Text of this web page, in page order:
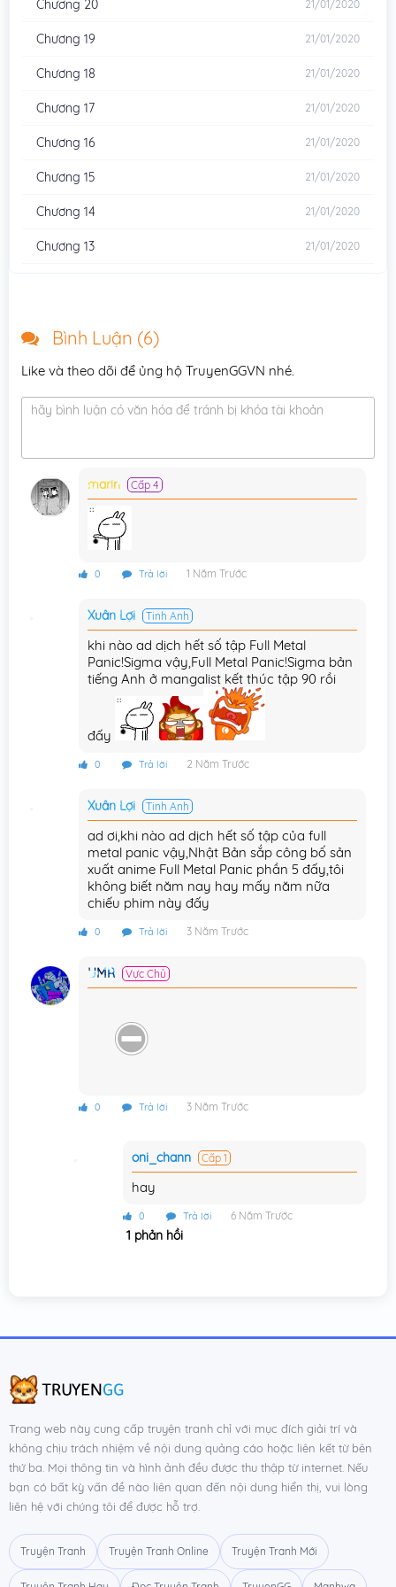
Chương 20 21/01/2020
Chương 19 21/01/2020
Chương 18 21/01/2020
Chương 17 21/01/2020
Chương 16 21/01/2020
Chương 15 21/01/2020
Chương 14 21/01/2020
Chương 13 21/01/2020
Chương 10
Chương 8 21/01/2020
Chương 6
Chương 2
21/01/2020
Bình Luận (6)
Like và theo dõi để ủng hộ TruyenGGVN nhé.
hãy bình luận có văn hóa để tránh bị khóa tài khoản
marin Cấp 4
0 Trả lời 1 Năm Trước
Xuân Lợi Tinh Anh
khi nào ad dịch hết số tập Full Metal
Panic!Sigma vậy,Full Metal Panic!Sigma bản
tiếng Anh ở mangalist kết thúc tập 90 rồi
đấy
0 Trả lời 2 Năm Trước
Xuân Lợi Tinh Anh
ad ơi,khi nào ad dịch hết số tập của full
metal panic vậy,Nhật Bản sắp công bố sản
xuất anime Full Metal Panic phần 5 đấy,tôi
không biết năm nay hay mấy năm nữa
chiếu phim này đấy
0 Trả lời 3 Năm Trước
UMR Vực Chủ
0 Trả lời 3 Năm Trước
oni_chann Cấp 1
hay
0 Trả lời 6 Năm Trước
1 phản hồi
Trang web này cung cấp truyện tranh chỉ với mục đích giải trí và
không chịu trách nhiệm về nội dung quảng cáo hoặc liên kết từ bên
thứ ba. Mọi thông tin và hình ảnh đều được thu thập từ internet. Nếu
bạn có bất kỳ vấn đề nào liên quan đến nội dung hiển thị, vui lòng
liên hệ với chúng tôi để được hỗ trợ.
Truyện Tranh Truyện Tranh Online Truyện Tranh Mới